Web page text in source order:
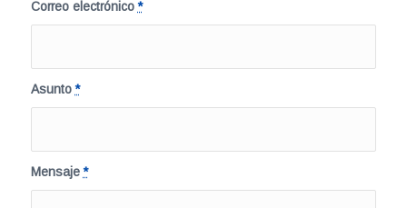
Correo electrónico*
Asunto*
Mensaje*